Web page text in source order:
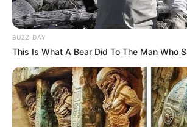
Vukaj ishte fantastik në driblimet një
duke marrë përpara në driblim edhe dy
Portugalisë, po të njëjtët lojtarë që me të
BUZZ DAY
This Is What A Bear Did To The Man Who